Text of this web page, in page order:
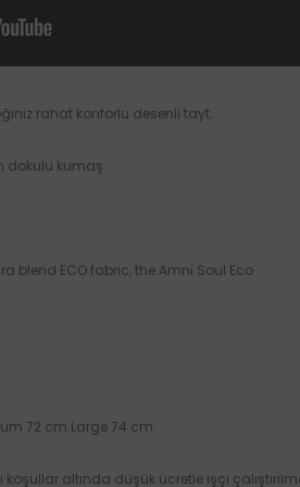
rahat konforlu desenli tayt.
dokulu kumaş.
blend ECO fabric, the Amni Soul Eco
72 cm Large 74 cm.
altında düşük ücretle işçi